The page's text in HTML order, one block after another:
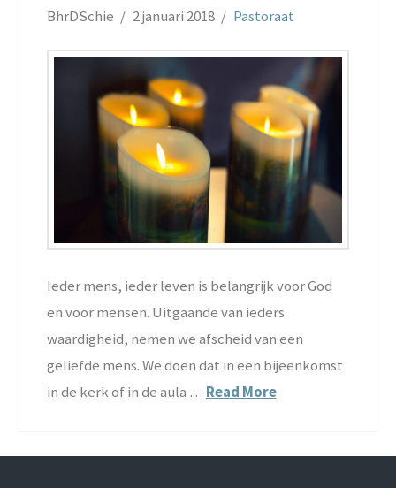
BhrDSchie 2 januari 2018 Pastoraat
Ieder mens, ieder leven is belangrijk voor God
en voor mensen. Uitgaande van ieders
waardigheid, nemen we afscheid van een
geliefde mens. We doen dat in een bijeenkomst
in de kerk of in de aula … Read More